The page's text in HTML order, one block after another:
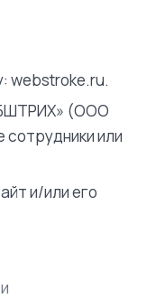
webstroke.ru.
(ООО
или
и/или его